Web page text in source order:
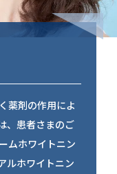
薬剤の作用によ
、患者さまのご
ムホワイトニン
ルホワイトニン